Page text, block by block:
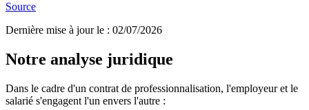
Source
Dernière mise à jour le : 02/07/2026
Notre analyse juridique
Dans le cadre d'un contrat de professionnalisation, l'employeur et le
salarié s'engagent l'un envers l'autre :